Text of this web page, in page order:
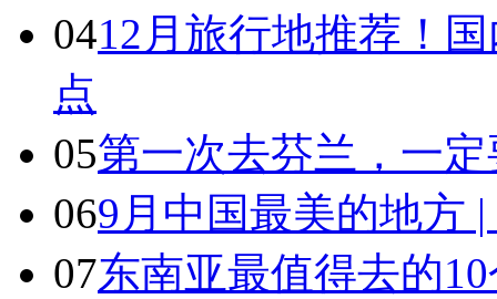
0412月旅行地推荐！
点
05第一次去芬兰，一
069月中国最美的地方
07东南亚最值得去的